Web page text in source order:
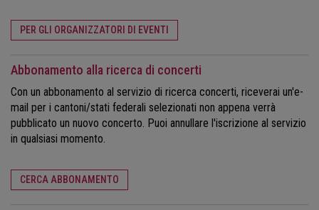
PER GLI ORGANIZZATORI DI EVENTI
Abbonamento alla ricerca di concerti
Con un abbonamento al servizio di ricerca concerti, riceverai un'e-
mail per i cantoni/stati federali selezionati non appena verrà
pubblicato un nuovo concerto. Puoi annullare l'iscrizione al servizio
in qualsiasi momento.
CERCA ABBONAMENTO